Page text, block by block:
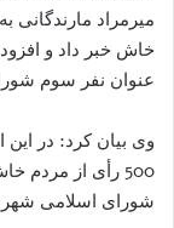
میرمراد مارندگانی
عنوان نفر سوم
500 رأی از
شورای اسلامی